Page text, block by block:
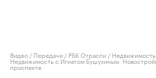
Видео / Передачи / РБК Отрасли / Недвижимость
Недвижимость с Игнатом Бушухиным.
проспекте